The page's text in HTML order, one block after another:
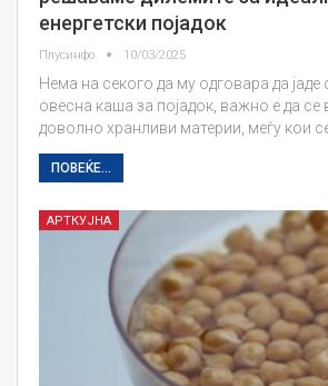
енергетски појадок
Плусинфо 10/03/2025
Нема на секого да му одговара да
овесна каша за појадок, важно е да се
доволно хранливи материи, меѓу кои
ПОВЕЌЕ...
АРТКУЈНА